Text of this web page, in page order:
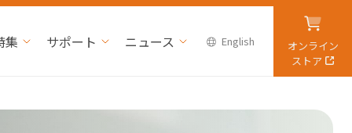
集 サポート ニュース English
オンライン
ストア